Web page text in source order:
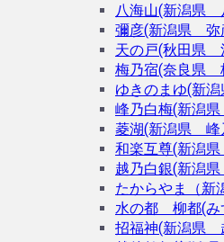
八海山(新潟県
彌彦(新潟県 弥
天の戸(秋田県
梅乃宿(奈良県
ゆきのまゆ(新
峰乃白梅(新潟
菱湖(新潟県 峰
和楽互尊(新潟
越乃白銀(新潟
たからやま（新
水の都 柳都(み
招福神(新潟県